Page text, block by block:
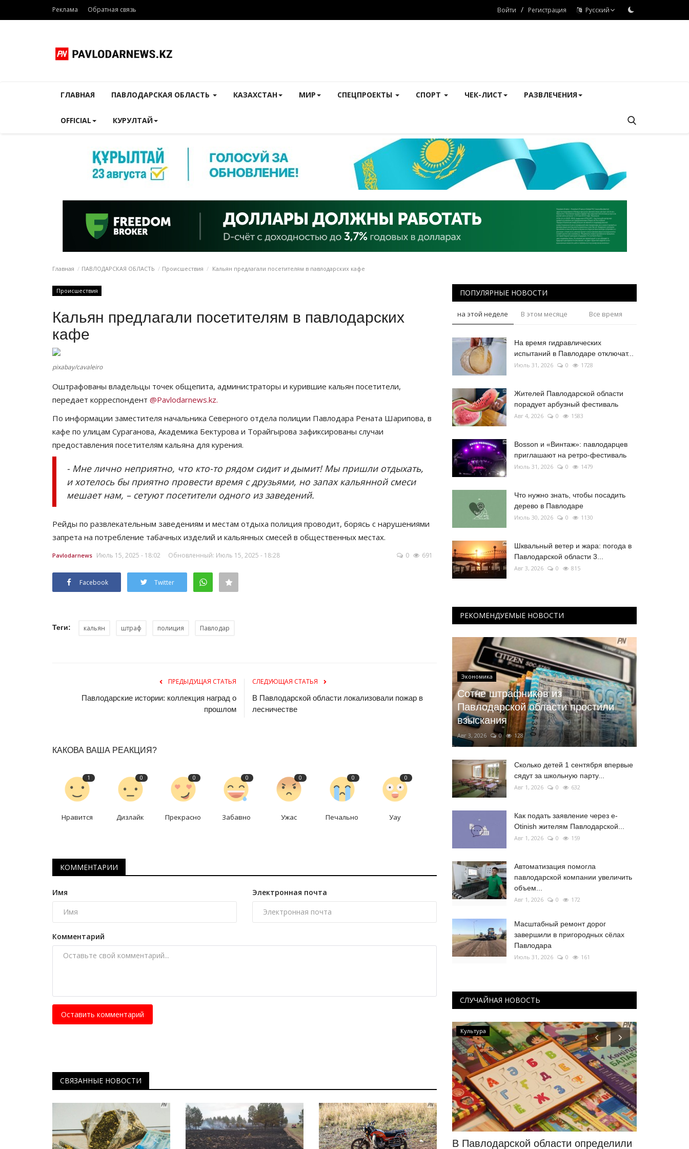
Реклама Обратная связь Войти / Регистрация Русский
ГЛАВНАЯ ПАВЛОДАРСКАЯ ОБЛАСТЬ КАЗАХСТАН МИР СПЕЦПРОЕКТЫ СПОРТ ЧЕК-ЛИСТ РАЗВЛЕЧЕНИЯ
OFFICIAL КУРУЛТАЙ
Главная ПАВЛОДАРСКАЯ ОБЛАСТЬ Происшествия Кальян предлагали посетителям в павлодарских кафе
Происшествия
Кальян предлагали посетителям в павлодарских
кафе
pixabay/cavaleiro
Оштрафованы владельцы точек общепита, администраторы и курившие кальян посетители,
передает корреспондент @Pavlodarnews.kz.
По информации заместителя начальника Северного отдела полиции Павлодара Рената Шарипова, в
кафе по улицам Сураганова, Академика Бектурова и Торайгырова зафиксированы случаи
предоставления посетителям кальяна для курения.
- Мне лично неприятно, что кто-то рядом сидит и дымит! Мы пришли отдыхать,
и хотелось бы приятно провести время с друзьями, но запах кальянной смеси
мешает нам, – сетуют посетители одного из заведений.
Рейды по развлекательным заведениям и местам отдыха полиция проводит, борясь с нарушениями
запрета на потребление табачных изделий и кальянных смесей в общественных местах.
Pavlodarnews Июль 15, 2025 - 18:02 Обновленный: Июль 15, 2025 - 18:28 0 691
Facebook Twitter
Теги: кальян штраф полиция Павлодар
ПРЕДЫДУЩАЯ СТАТЬЯ
Павлодарские истории: коллекция наград о
прошлом
СЛЕДУЮЩАЯ СТАТЬЯ
В Павлодарской области локализовали пожар в
лесничестве
КАКОВА ВАША РЕАКЦИЯ?
1
Нравится
0
Дизлайк
0
Прекрасно
0
Забавно
0
Ужас
0
Печально
0
Уау
КОММЕНТАРИИ
Имя Электронная почта
Комментарий
Оставить комментарий
СВЯЗАННЫЕ НОВОСТИ
ПОПУЛЯРНЫЕ НОВОСТИ
на этой неделе В этом месяце Все время
На время гидравлических
испытаний в Павлодаре отключат...
Июль 31, 2026 0 1728
Жителей Павлодарской области
порадует арбузный фестиваль
Авг 4, 2026 0 1583
Bosson и «Винтаж»: павлодарцев
приглашают на ретро-фестиваль
Июль 31, 2026 0 1479
Что нужно знать, чтобы посадить
дерево в Павлодаре
Июль 30, 2026 0 1130
Шквальный ветер и жара: погода в
Павлодарской области 3...
Авг 3, 2026 0 815
РЕКОМЕНДУЕМЫЕ НОВОСТИ
Экономика
Сотне штрафников из
Павлодарской области простили
взыскания
Авг 3, 2026 0 128
Сколько детей 1 сентября впервые
сядут за школьную парту...
Авг 1, 2026 0 632
Как подать заявление через e-
Otinish жителям Павлодарской...
Авг 1, 2026 0 159
Автоматизация помогла
павлодарской компании увеличить
объем...
Авг 1, 2026 0 172
Масштабный ремонт дорог
завершили в пригородных сёлах
Павлодара
Июль 31, 2026 0 161
СЛУЧАЙНАЯ НОВОСТЬ
В Павлодаре можно вернуться на дваВ Павлодарской области объявлено
Культура
В Павлодарской области определили